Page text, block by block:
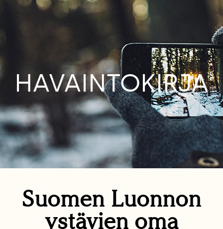
HAVAINTOKIRJA
Suomen Luonnon
ystävien oma